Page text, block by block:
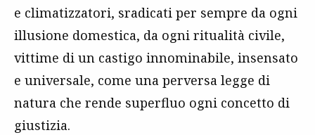
e climatizzatori, sradicati per sempre da ogni
illusione domestica, da ogni ritualità civile,
vittime di un castigo innominabile, insensato
e universale, come una perversa legge di
natura che rende superfluo ogni concetto di
giustizia.